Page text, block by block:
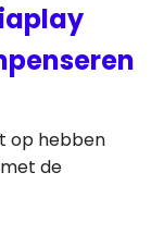
op hebben
de